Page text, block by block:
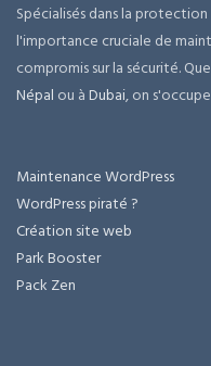
Spécialisés dans la
l'importance cruciale de
compromis sur la sécurité.
Népal ou àDubai, on
Maintenance WordPress
WordPress piraté ?
Création site web
Park Booster
Pack Zen